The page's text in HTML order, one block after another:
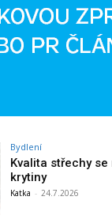
Bydlení
Kvalita střechy
krytiny
Katka - 24.7.2026